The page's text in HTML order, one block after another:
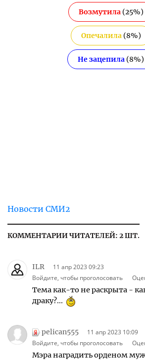
Возмутила(25%)
Опечалила(8%)
Не зацепила (8%)
Новости СМИ2
КОММЕНТАРИИ ЧИТАТЕЛЕЙ: 2 ШТ.
ILR
11 апр 2023 09:23
Войдите, чтобы проголосовать
Тема как-то не раскрыта -
драку?...
pelican555
11 апр 2023 10:09
Войдите, чтобы проголосовать
Мэра наградить орденом